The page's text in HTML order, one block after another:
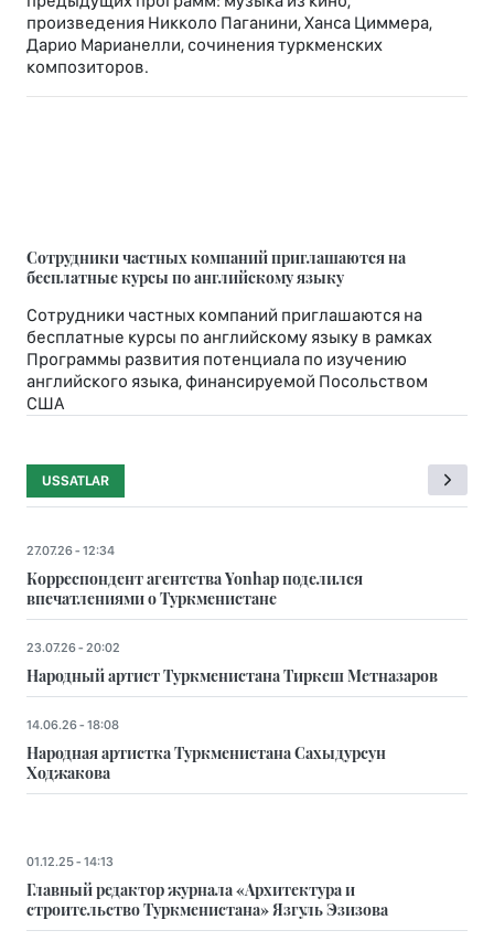
концерт
композиторов.
бесплатные курсы по английскому языку
Сотрудники частных компаний приглашаются на
Программы развития потенциала по изучению
английского языка, финансируемой Посольством
США
USSATLAR
Корреспондент агентства Yonhap поделился
впечатлениями о Туркменистане
Народный артист Туркменистана Тиркеш Мeтназаров
14.06.26 - 18:08